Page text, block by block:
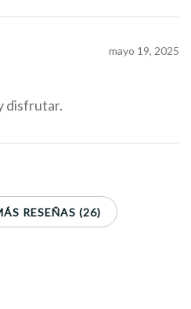
mayo 19, 2025
disfrutar.
RESEÑAS (26)